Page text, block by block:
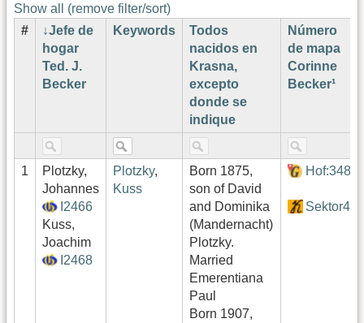
Show all (remove filter/sort)
#
Jefe de
hogar
Ted. J.
Becker
Keywords
Todos
nacidos en
Krasna,
excepto
donde se
indique
Número
de mapa
Corinne
Becker¹
1
Plotzky,
Johannes
I2466
Kuss,
Joachim
I2468
Plotzky,
Kuss
Born 1875,
son of David
and Dominika
(Mandernacht)
Plotzky.
Married
Emerentiana
Paul
Born 1907,
Hof:348
Sektor4